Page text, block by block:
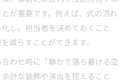
が重要です。例えば、式の流れ
し、担当者を決めておくこと
減らすことができます。
わせ時に「静かで落ち着ける空
計な装飾や演出を控えること